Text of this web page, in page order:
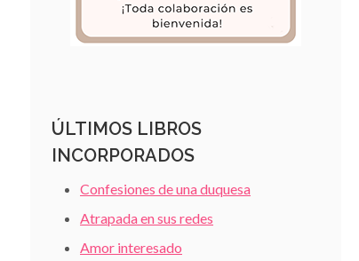
ÚLTIMOS LIBROS
INCORPORADOS
Confesiones de una duquesa
Atrapada en sus redes
Amor interesado